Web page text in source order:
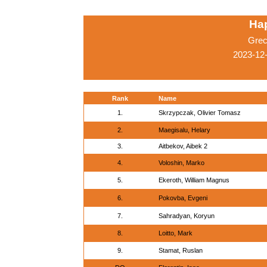
2023-
Rank
Name
1.
Skrzypczak, Olivier Tomasz
2. Maegisalu, Helary
3. Aitbekov, Aibek 2
4. Voloshin, Marko
5. Ekeroth, William Magnus
6. Pokovba, Evgeni
7. Sahradyan, Koryun
8. Loitto, Mark
9. Stamat, Ruslan